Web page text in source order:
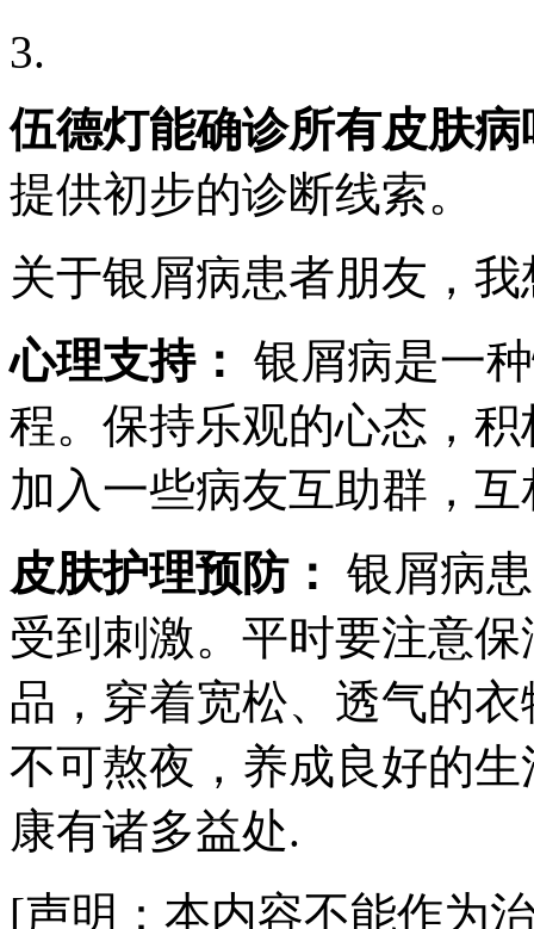
3.
伍德灯能确诊所有皮肤病
提供初步的诊断线索。
关于银屑病患者朋友，
心理支持： 银屑病是一
程。保持乐观的心态，
加入一些病友互助群，
皮肤护理预防： 银屑病
受到刺激。平时要注意
品，穿着宽松、透气的
不可熬夜，养成良好的
康有诸多益处.
[声明：本内容不能作为